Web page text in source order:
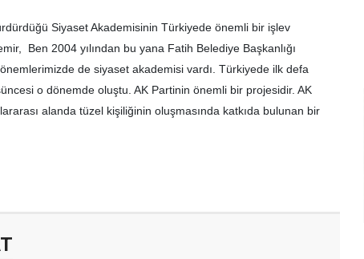
Siyaset Akademisinin Türkiyede önemli bir işlev
 Ben 2004 yılından bu yana Fatih Belediye Başkanlığı
de siyaset akademisi vardı. Türkiyede ilk defa
o dönemde oluştu. AK Partinin önemli bir projesidir. AK
alanda tüzel kişiliğinin oluşmasında katkıda bulunan bir